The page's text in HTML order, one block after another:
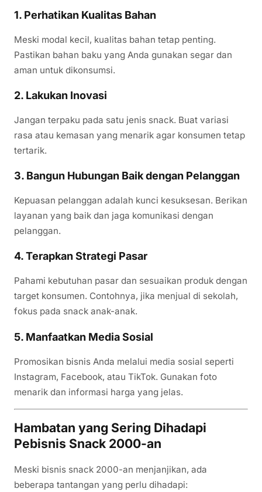
1. Perhatikan Kualitas Bahan
Meski modal kecil, kualitas bahan tetap penting.
Pastikan bahan baku yang Anda gunakan segar dan
aman untuk dikonsumsi.
2. Lakukan Inovasi
Jangan terpaku pada satu jenis snack. Buat variasi
rasa atau kemasan yang menarik agar konsumen tetap
tertarik.
3. Bangun Hubungan Baik dengan Pelanggan
Kepuasan pelanggan adalah kunci kesuksesan. Berikan
layanan yang baik dan jaga komunikasi dengan
pelanggan.
4. Terapkan Strategi Pasar
Pahami kebutuhan pasar dan sesuaikan produk dengan
target konsumen. Contohnya, jika menjual di sekolah,
fokus pada snack anak-anak.
5. Manfaatkan Media Sosial
Promosikan bisnis Anda melalui media sosial seperti
Instagram, Facebook, atau TikTok. Gunakan foto
menarik dan informasi harga yang jelas.
Hambatan yang Sering Dihadapi
Pebisnis Snack 2000-an
Meski bisnis snack 2000-an menjanjikan, ada
beberapa tantangan yang perlu dihadapi: